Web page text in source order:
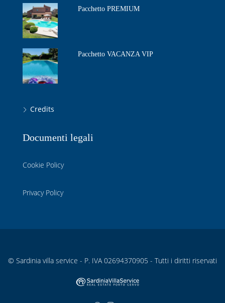
Pacchetto PREMIUM
Pacchetto VACANZA VIP
Credits
Documenti legali
Cookie Policy
Privacy Policy
© Sardinia villa service - P. IVA 02694370905 - Tutti i diritti riservati